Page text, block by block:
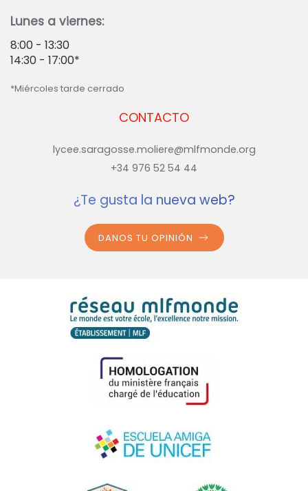
CONTACTO
lycee.saragosse.moliere@mlfmonde.org
+34 976 52 54 44
Lunes a viernes:
8:00 - 13:30
14:30 - 17:00*
*Miércoles tarde cerrado
¿Te gusta la nueva web?
DANOS TU OPINIÓN